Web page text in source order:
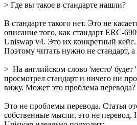
> Где вы такое в стандарте нашли?
В стандарте такого нет. Это не
описание того, как стандарт ERC-
Uniswap v4. Это их конкретный кейс.
Поэтому читать нужно не стандарт,
> На английском слово 'место' будет
просмотрел стандарт и ничего ни
вижу. Может это проблема перевода?
Это не проблемы перевода. Статья
собственные мысли, это не перевод.